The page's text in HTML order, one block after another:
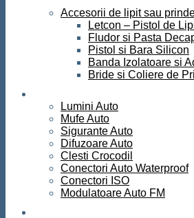
Accesorii de lipit sau
Letcon – Pistol de
Fludor si Pasta
Pistol si Bara Silicon
Banda Izolatoare si
Bride si Coliere de
Lumini Auto
Mufe Auto
Sigurante Auto
Difuzoare Auto
Clesti Crocodil
Conectori Auto Waterproof
Conectori ISO
Modulatoare Auto FM